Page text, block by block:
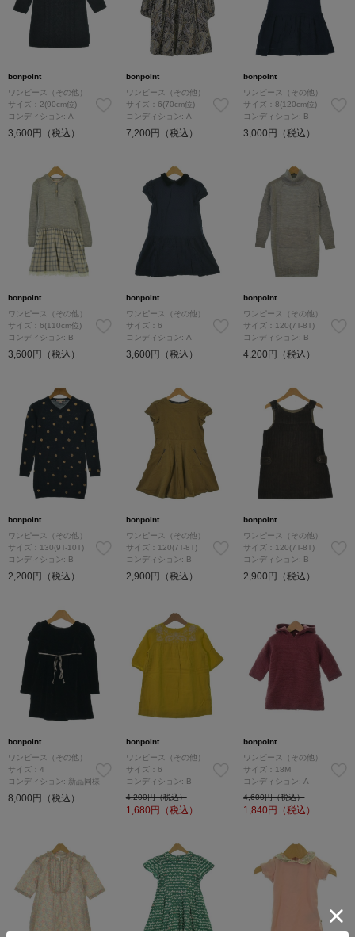
bonpoint
ワンピース（その他）
サイズ：2(90cm位)
コンディション: A
3,600円（税込）
bonpoint
ワンピース（その他）
サイズ：6(70cm位)
コンディション: A
7,200円（税込）
bonpoint
ワンピース（その他）
サイズ：8(120cm位)
コンディション: B
3,000円（税込）
bonpoint
ワンピース（その他）
サイズ：6(110cm位)
コンディション: B
3,600円（税込）
bonpoint
ワンピース（その他）
サイズ：6
コンディション: A
3,600円（税込）
bonpoint
ワンピース（その他）
サイズ：120(7T-8T)
コンディション: B
4,200円（税込）
bonpoint
ワンピース（その他）
サイズ：130(9T-10T)
コンディション: B
2,200円（税込）
bonpoint
ワンピース（その他）
サイズ：120(7T-8T)
コンディション: B
2,900円（税込）
bonpoint
ワンピース（その他）
サイズ：120(7T-8T)
コンディション: B
2,900円（税込）
bonpoint
ワンピース（その他）
サイズ：4
コンディション: 新品同様
8,000円（税込）
bonpoint
ワンピース（その他）
サイズ：6
コンディション: B
4,200円（税込）
1,680円（税込）
bonpoint
ワンピース（その他）
サイズ：18M
コンディション: A
4,600円（税込）
1,840円（税込）